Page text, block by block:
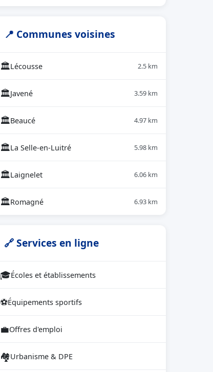
📍 Communes voisines
🏛Lécousse 2.5 km
🏛Javené 3.59 km
🏛Beaucé 4.97 km
🏛La Selle-en-Luitré 5.98 km
🏛Laignelet 6.06 km
🏛Romagné 6.93 km
🔗 Services en ligne
🎓Écoles et établissements
⚽Équipements sportifs
💼Offres d'emploi
🏘Urbanisme & DPE